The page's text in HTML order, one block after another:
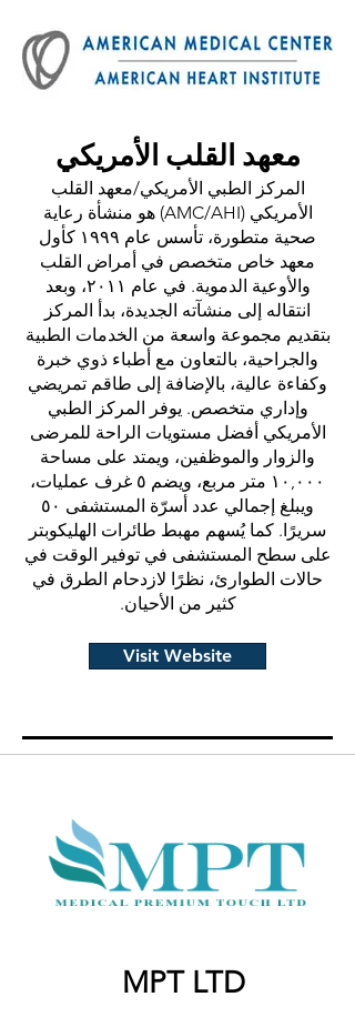
معهد القلب الأمريكي
المركز الطبي الأمريكي/معهد القلب
الأمريكي (AMC/AHI) هو منشأة رعاية
صحية متطورة، تأسس عام ١٩٩٩ كأول
معهد خاص متخصص في أمراض القلب
والأوعية الدموية. في عام ٢٠١١، وبعد
انتقاله إلى منشآته الجديدة، بدأ المركز
بتقديم مجموعة واسعة من الخدمات الطبية
والجراحية، بالتعاون مع أطباء ذوي خبرة
وكفاءة عالية، بالإضافة إلى طاقم تمريضي
وإداري متخصص. يوفر المركز الطبي
الأمريكي أفضل مستويات الراحة للمرضى
والزوار والموظفين، ويمتد على مساحة
١٠,٠٠٠ متر مربع، ويضم ٥ غرف عمليات،
ويبلغ إجمالي عدد أسرّة المستشفى ٥٠
سريرًا. كما يُسهم مهبط طائرات الهليكوبتر
على سطح المستشفى في توفير الوقت في
حالات الطوارئ، نظرًا لازدحام الطرق في
كثير من الأحيان.
Visit Website
MPT LTD